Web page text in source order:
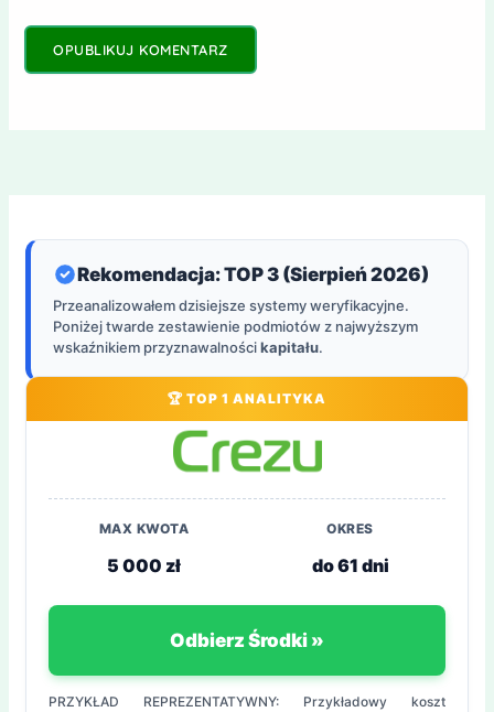
Rekomendacja: TOP 3 (Sierpień 2026)
Przeanalizowałem dzisiejsze systemy weryfikacyjne.
Poniżej twarde zestawienie podmiotów z najwyższym
wskaźnikiem przyznawalnościkapitału.
🏆 TOP 1 ANALITYKA
MAX KWOTA
5 000 zł
OKRES
do 61 dni
Odbierz Środki »
PRZYKŁAD REPREZENTATYWNY: Przykładowy koszt